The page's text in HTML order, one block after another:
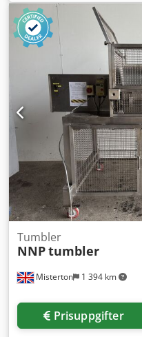
kapacitet 4.000 L. Dcjdpfx
kvalitet AISI316, Isolerad,
tryck 3 bar,
uppifrån. Fabrikat Food-
stycken identiska!
Misterton 1 394 km
Tumbler
NNPtumbler
Prisuppgifter